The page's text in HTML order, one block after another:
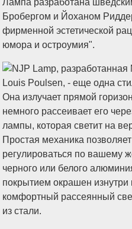
Лампа разработана
Бробергом и Йоханом
фирменной эстетической
юмора и остроумия".